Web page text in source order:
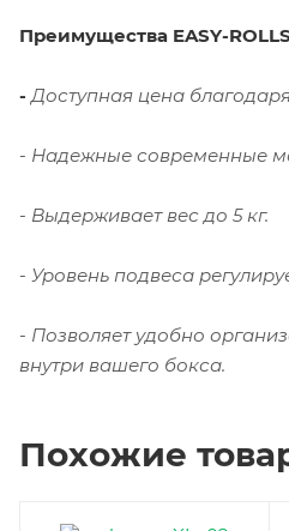
Преимущества EASY-
-Доступная цена
- Надежные современные
- Выдерживает вес до 5 кг.
- Уровень подвеса
- Позволяет удобно
внутри вашего бокса.
Похожие